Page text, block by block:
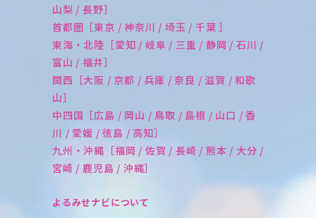
山梨 / 長野］
首都圏［東京 / 神奈川 / 埼玉 / 千葉 ］
東海・北陸［愛知 / 岐阜 / 三重 / 静岡 / 石川 /
富山 / 福井］
関西［大阪 / 京都 / 兵庫 / 奈良 / 滋賀 / 和歌
山］
中四国［広島 / 岡山 / 鳥取 / 島根 / 山口 / 香
川 / 愛媛 / 徳島 / 高知］
九州・沖縄［福岡 / 佐賀 / 長崎 / 熊本 / 大分 /
宮崎 / 鹿児島 / 沖縄］
よるみせナビについて